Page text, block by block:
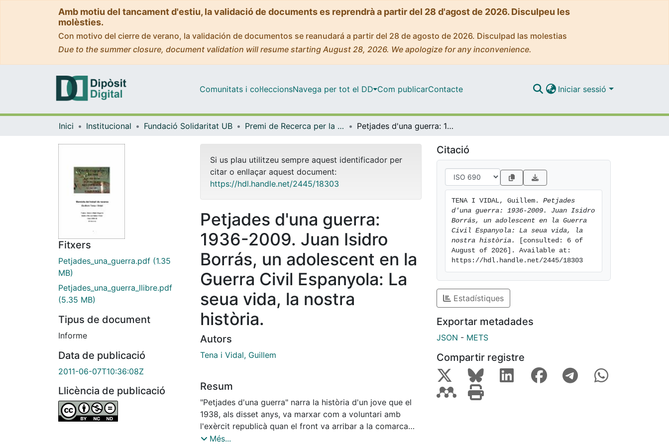
Amb motiu del tancament d'estiu, la validació de documents es reprendrà a partir del 28 d'agost de 2026. Disculpeu les
molèsties.
Con motivo del cierre de verano, la validación de documentos se reanudará a partir del 28 de agosto de 2026. Disculpad las molestias
Due to the summer closure, document validation will resume starting August 28, 2026. We apologize for any inconvenience.
Comunitats i col·leccionsNavega per tot el DD Com publicarContacte Iniciar sessió
Inici Institucional Fundació Solidaritat UB Premi de Recerca per la Pau (Fundació Solidaritat UB) Petjades d'una guerra: 1936-2009. Juan Isidro Borrás, un adolescent en la Guerra Civil Espanyola: La seua vida, la nostra història.
Fitxers
Petjades_una_guerra.pdf (1.35
MB)
Petjades_una_guerra_llibre.pdf
(5.35 MB)
Tipus de document
Informe
Data de publicació
2011-06-07T10:36:08Z
Llicència de publicació
Si us plau utilitzeu sempre aquest identificador per
citar o enllaçar aquest document:
https://hdl.handle.net/2445/18303
Petjades d'una guerra:
1936-2009. Juan Isidro
Borrás, un adolescent en la
Guerra Civil Espanyola: La
seua vida, la nostra
història.
Autors
Tena i Vidal, Guillem
Resum
"Petjades d'una guerra" narra la història d'un jove que el
1938, als disset anys, va marxar com a voluntari amb
l'exèrcit republicà quan el front va arribar a la comarca
d'Els Ports. Un cop acabada la guerra, sent encara menor
Més...
Citació
TENA I VIDAL, Guillem. Petjades
d'una guerra: 1936-2009. Juan Isidro
Borrás, un adolescent en la Guerra
Civil Espanyola: La seua vida, la
nostra història.
[consulted: 6 of
August of 2026]. Available at:
https://hdl.handle.net/2445/18303
Estadístiques
Exportar metadades
JSON - METS
Compartir registre